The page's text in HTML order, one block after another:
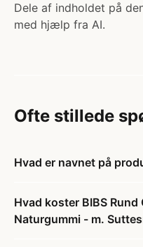
Dele af indholdet på
med hjælp fra AI.
Ofte stillede
Hvad er navnet på
Hvad koster BIBS
Naturgummi - m.